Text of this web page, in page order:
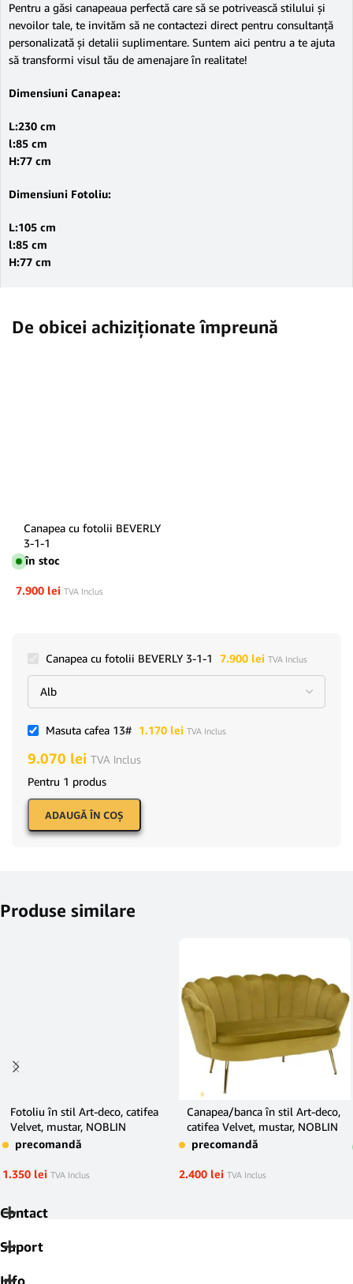
Pentru a găsi canapeaua perfectă care să se potrivească stilului și
nevoilor tale, te invităm să ne contactezi direct pentru consultanță
personalizată și detalii suplimentare. Suntem aici pentru a te ajuta
să transformi visul tău de amenajare în realitate!
Dimensiuni Canapea:
L:230 cm
l:85 cm
H:77 cm
Dimensiuni Fotoliu:
L:105 cm
l:85 cm
H:77 cm
De obicei achiziționate împreună
Canapea cu fotolii BEVERLY
3-1-1
în stoc
7.900 lei TVA Inclus
Canapea cu fotolii BEVERLY 3-1-1 7.900 lei TVA Inclus
Masuta cafea 13# 1.170 lei TVA Inclus
9.070 lei TVA Inclus
Pentru 1 produs
ADAUGĂ ÎN COŞ
Produse similare
Fotoliu în stil Art-deco, catifea
Velvet, mustar, NOBLIN
precomandă
1.350 lei TVA Inclus
Canapea/banca în stil Art-deco,
catifea Velvet, mustar, NOBLIN
precomandă
2.400 lei TVA Inclus
Contact
Suport
Info